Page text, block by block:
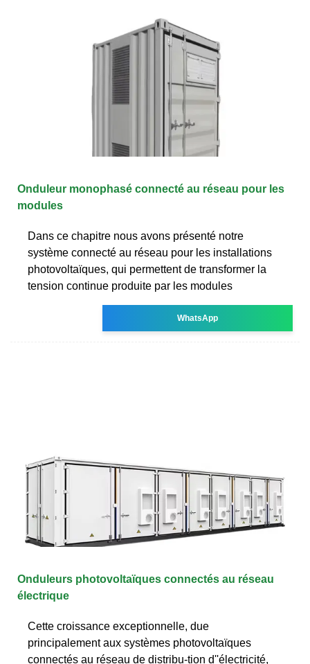
Onduleur monophasé connecté au réseau pour les
modules
Dans ce chapitre nous avons présenté notre
système connecté au réseau pour les installations
photovoltaïques, qui permettent de transformer la
tension continue produite par les modules
WhatsApp
Onduleurs photovoltaïques connectés au réseau
électrique
Cette croissance exceptionnelle, due
principalement aux systèmes photovoltaïques
connectés au réseau de distribu-tion d''électricité,